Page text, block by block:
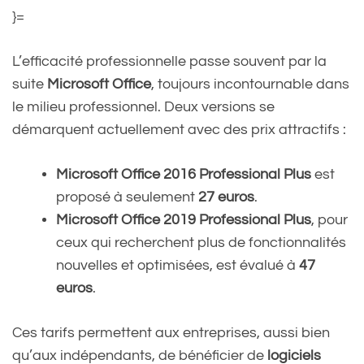
}=
L’efficacité professionnelle passe souvent par la
suite Microsoft Office, toujours incontournable dans
le milieu professionnel. Deux versions se
démarquent actuellement avec des prix attractifs :
Microsoft Office 2016 Professional Plus est
proposé à seulement 27 euros.
Microsoft Office 2019 Professional Plus, pour
ceux qui recherchent plus de fonctionnalités
nouvelles et optimisées, est évalué à 47
euros.
Ces tarifs permettent aux entreprises, aussi bien
qu’aux indépendants, de bénéficier de logiciels